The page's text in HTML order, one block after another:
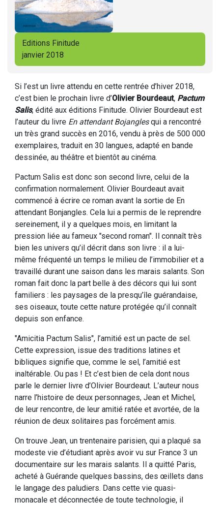
Editions Finitude
janvier 2018
Si l’est un livre attendu en cette rentrée d’hiver 2018,
c’est bien le prochain livre d’Olivier Bourdeaut, Pactum
Salis, édité aux éditions Finitude. Olivier Bourdeaut est
l’auteur du livre En attendant Bojanglesqui a rencontré
un très grand succès en 2016, vendu à près de 500 000
exemplaires, traduit en 30 langues, adapté en bande
dessinée, au théâtre et bientôt au cinéma.
Pactum Salis est donc son second livre, celui de la
confirmation normalement. Olivier Bourdeaut avait
commencé à écrire ce roman avant la sortie de En
attendant Bonjangles. Cela lui a permis de le reprendre
sereinement, il y a quelques mois, en limitant la
pression liée au fameux "second roman". Il connaît très
bien les univers qu’il décrit dans son livre : il a lui-
même fréquenté un temps le milieu de l’immobilier et a
travaillé durant une saison dans les marais salants. Son
roman fait donc la part belle à des décors qui lui sont
familiers : les paysages de la presqu’île guérandaise,
ses oiseaux, toute cette nature protégée qu’il connaît
depuis son enfance.
"Amicitia Pactum Salis", l’amitié est un pacte de sel.
Cette expression, issue des traditions latines et
bibliques signifie que, comme le sel, l’amitié est
inaltérable. Ou pas ! Et c’est bien de cela dont nous
parle le dernier livre d’Olivier Bourdeaut. L’auteur nous
narre l’histoire de deux personnages, Jean et Michel,
de leur rencontre, de leur amitié ratée et avortée, de la
réunion de deux solitaires pas forcément amis.
On trouve Jean, un trentenaire parisien, qui a plaqué sa
modeste vie d’étudiant après avoir vu sur France 3 un
documentaire sur les marais salants. Il a quitté Paris,
acheté à Guérande quelques bassins, des œillets dans
le langage des paludiers. Dans cette vie quasi-
monacale et déconnectée de toute technologie, il